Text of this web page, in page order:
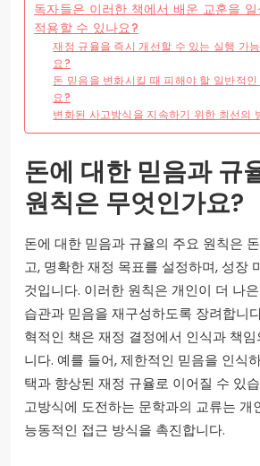
독자들은 이러한 책에서 배운 교훈을
적용할 수 있나요?
재정 규율을 즉시 개선할 수 있는 실행 가
요?
돈 믿음을 변화시킬 때 피해야 할 일반적
요?
변화된 사고방식을 지속하기 위한 최선의
돈에 대한 믿음과 규
원칙은 무엇인가요?
돈에 대한 믿음과 규율의 주요 원칙은
고, 명확한 재정 목표를 설정하며, 성장
것입니다. 이러한 원칙은 개인이 더 나
습관과 믿음을 재구성하도록 장려합니
혁적인 책은 재정 결정에서 인식과 책
니다. 예를 들어, 제한적인 믿음을 인식
택과 향상된 재정 규율로 이어질 수 있
고방식에 도전하는 문학과의 교류는 개
능동적인 접근 방식을 촉진합니다.